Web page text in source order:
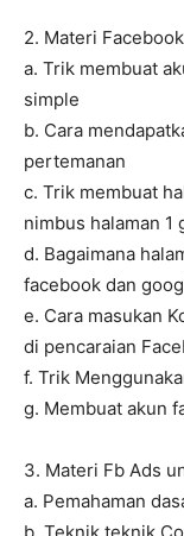
2. Materi
a. Trik membuat
simple
b. Cara
pertemanan
c. Trik membuat
nimbus halaman 1
d. Bagaimana
facebook dan
e. Cara masukan
di pencaraian
f. Trik
g. Membuat akun
3. Materi Fb Ads
a. Pemahaman